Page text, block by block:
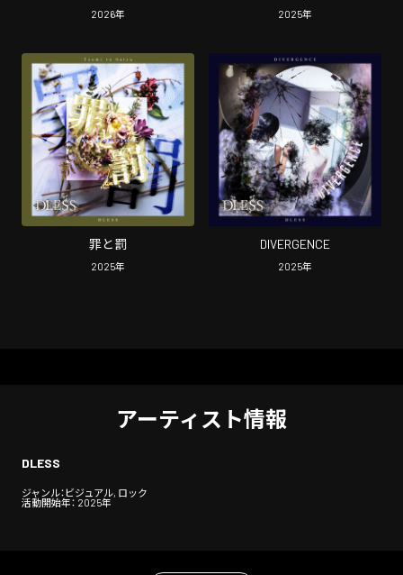
2026年 2025年
罪と罰
2025年
DIVERGENCE
2025年
アーティスト情報
DLESS
ジャンル：ビジュアル, ロック
活動開始年： 2025年